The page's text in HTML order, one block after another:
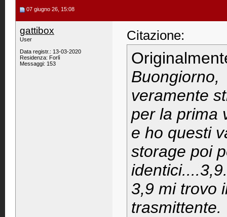
07 giugno 26, 15:08
gattibox
User
Data registr.: 13-03-2020
Residenza: Forlì
Messaggi: 153
Citazione:
Buongiorno,
veramente
per la prima
e ho questi
storage poi
3,9 mi trovo
trasmittente.